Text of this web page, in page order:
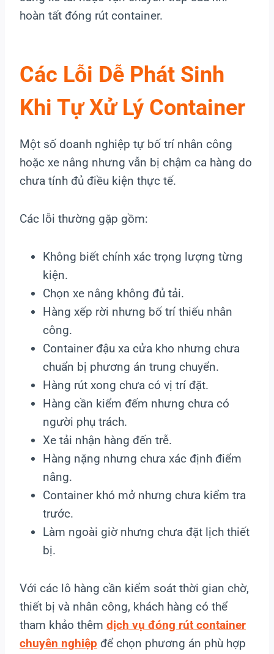
hoàn tất đóng rút container.
Các Lỗi Dễ Phát Sinh
Khi Tự Xử Lý Container
Một số doanh nghiệp tự bố trí nhân công
hoặc xe nâng nhưng vẫn bị chậm ca hàng do
chưa tính đủ điều kiện thực tế.
Các lỗi thường gặp gồm:
Không biết chính xác trọng lượng từng
kiện.
Chọn xe nâng không đủ tải.
Hàng xếp rời nhưng bố trí thiếu nhân
công.
Container đậu xa cửa kho nhưng chưa
chuẩn bị phương án trung chuyển.
Hàng rút xong chưa có vị trí đặt.
Hàng cần kiểm đếm nhưng chưa có
người phụ trách.
Xe tải nhận hàng đến trễ.
Hàng nặng nhưng chưa xác định điểm
nâng.
Container khó mở nhưng chưa kiểm tra
trước.
Làm ngoài giờ nhưng chưa đặt lịch thiết
bị.
Với các lô hàng cần kiểm soát thời gian chờ,
thiết bị và nhân công, khách hàng có thể
tham khảo thêm dịch vụ đóng rút container
chuyên nghiệp để chọn phương án phù hợp